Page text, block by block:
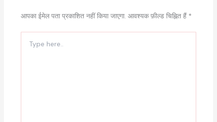
आपका ईमेल पता प्रकाशित नहीं किया जाएगा. आवश्यक फ़ील्ड चिह्नित हैं *
here..